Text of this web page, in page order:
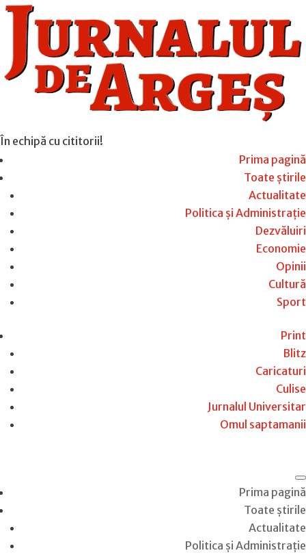
În echipă cu cititorii!
Prima pagină
Toate știrile
Actualitate
Politica și Administrație
Dezvăluiri
Economie
Opinii
Cultură
Sport
Print
Blitz
Caricaturi
Culise
Jurnalul Universitar
Omul saptamanii
Prima pagină
Toate știrile
Actualitate
Politica și Administrație